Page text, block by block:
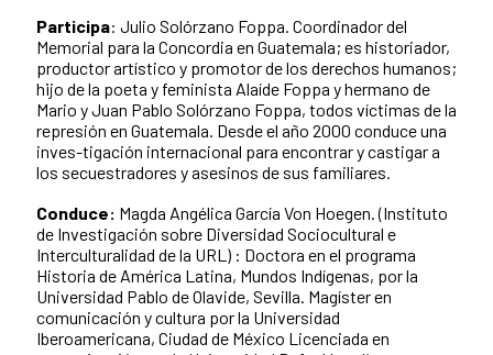
Participa: Julio Solórzano Foppa. Coordinador del
Memorial para la Concordia en Guatemala; es historiador,
productor artístico y promotor de los derechos humanos;
hijo de la poeta y feminista Alaíde Foppa y hermano de
Mario y Juan Pablo Solórzano Foppa, todos víctimas de la
represión en Guatemala. Desde el año 2000 conduce una
inves-tigación internacional para encontrar y castigar a
los secuestradores y asesinos de sus familiares.
Conduce: Magda Angélica García Von Hoegen.(Instituto
de Investigación sobre Diversidad Sociocultural e
Interculturalidad de la URL) : Doctora en el programa
Historia de América Latina, Mundos Indígenas, por la
Universidad Pablo de Olavide, Sevilla. Magíster en
comunicación y cultura por la Universidad
Iberoamericana, Ciudad de México Licenciada en